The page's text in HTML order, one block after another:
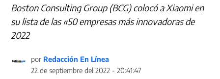
Boston Consulting Group (BCG) colocó a Xiaomi en
su lista de las «50 empresas más innovadoras de
2022
por Redacción En Línea
22 de septiembre del 2022 - 20:41:47